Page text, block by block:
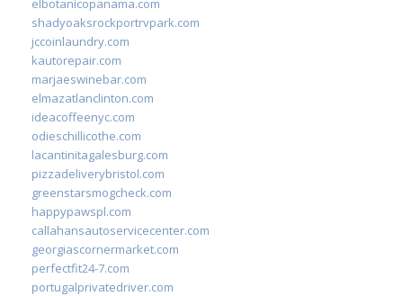
shadyoaksrockportrvpark.com
jccoinlaundry.com
kautorepair.com
marjaeswinebar.com
elmazatlanclinton.com
ideacoffeenyc.com
odieschillicothe.com
lacantinitagalesburg.com
pizzadeliverybristol.com
greenstarsmogcheck.com
happypawspl.com
callahansautoservicecenter.com
georgiascornermarket.com
perfectfit24-7.com
portugalprivatedriver.com